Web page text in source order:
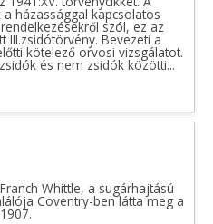
a házassággal kapcsolatos
szól, ez az
III.zsidótörvény. Bevezeti a
kötelező orvosi vizsgálatot.
és nem zsidók közötti...
Whittle, a sugárhajtású
Coventry-ben látta meg a